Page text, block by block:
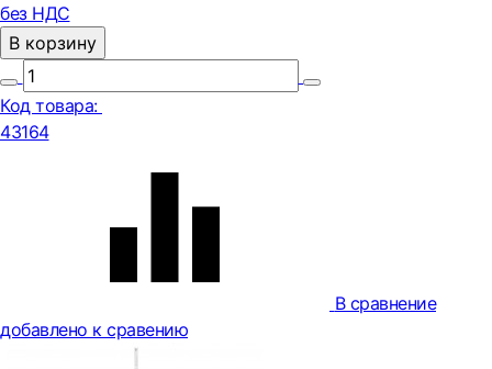
без НДС
В корзину
Код товара:
43164
В сравнение
добавлено к сравению